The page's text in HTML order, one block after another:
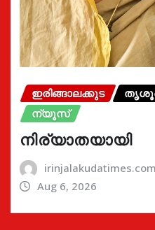
ഇരിങ്ങാലക്കുട
ന്യൂസ്
നിര്യാതയായി
irinjalakudatimes.com
Aug 6, 2026